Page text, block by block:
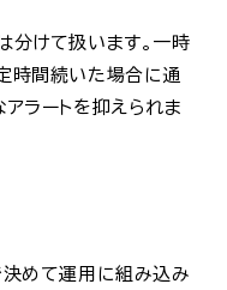
分けて扱います。一時
時間続いた場合に通
ラートを抑えられま
決めて運用に組み込み